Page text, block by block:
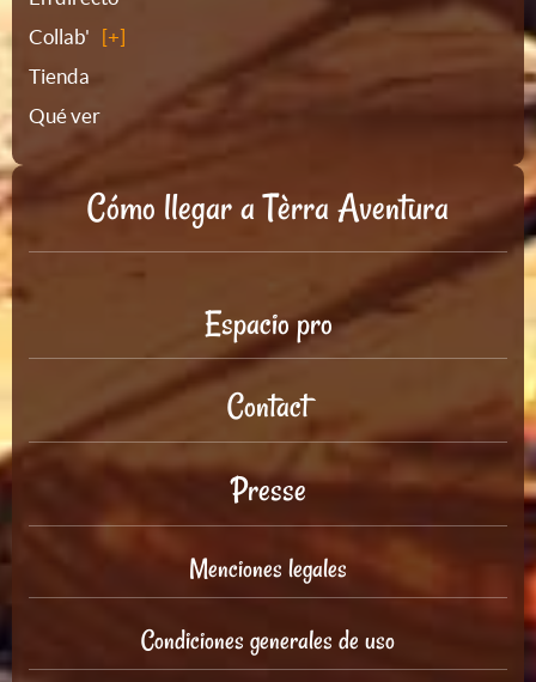
Collab'
Tienda
Qué ver
Cómo llegar a Tèrra Aventura
Espacio pro
Contact
Presse
Menciones legales
Condiciones generales de uso